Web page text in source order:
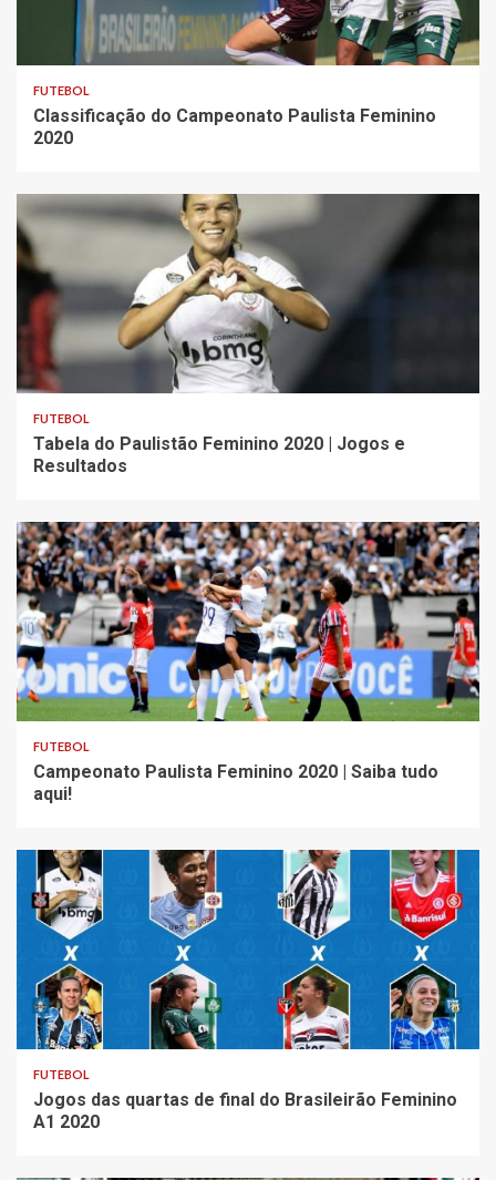
FUTEBOL
Classificação do Campeonato Paulista Feminino
2020
FUTEBOL
Tabela do Paulistão Feminino 2020 | Jogos e
Resultados
FUTEBOL
Campeonato Paulista Feminino 2020 | Saiba tudo
aqui!
FUTEBOL
Jogos das quartas de final do Brasileirão Feminino
A1 2020